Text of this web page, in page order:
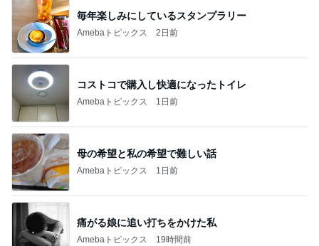
毎年楽しみにしているスタンプラリー
Amebaトピックス 2日前
コストコで購入し快適になったトイレ
Amebaトピックス 1日前
母の希望と私の希望で難しい話
Amebaトピックス 1日前
痛がる娘に追い打ちをかけた私
Amebaトピックス 19時間前